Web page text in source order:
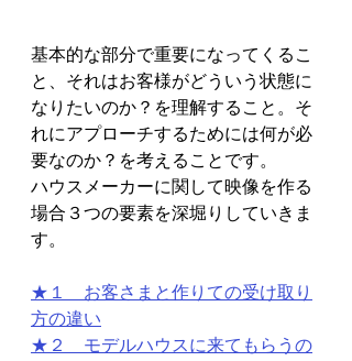
基本的な部分で重要になってくるこ
と、それはお客様がどういう状態に
なりたいのか？を理解すること。そ
れにアプローチするためには何が必
要なのか？を考えることです。
ハウスメーカーに関して映像を作る
場合３つの要素を深堀りしていきま
す。
★１　お客さまと作りての受け取り
方の違い
★２　モデルハウスに来てもらうの